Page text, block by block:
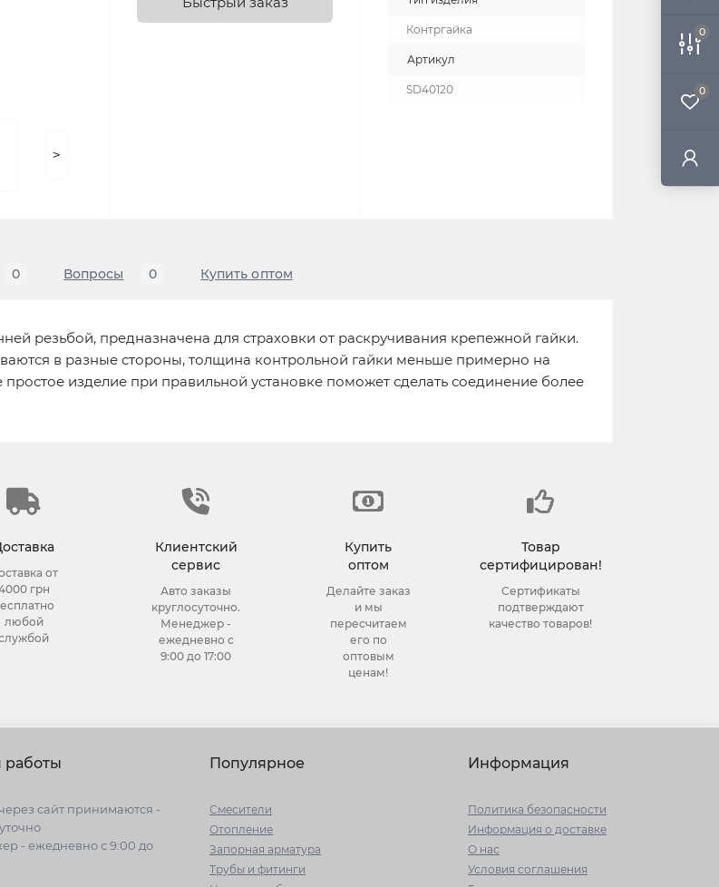
0
0
>
Контргайка
Артикул
SD40120
0 Вопросы 0 Купить оптом
резьбой, предназначена для страховки от раскручивания крепежной гайки.
в разные стороны, толщина контрольной гайки меньше примерно на
изделие при правильной установке поможет сделать соединение более
от
грн
любой
Клиентский
сервис
Авто заказы
круглосуточно.
Менеджер -
ежедневно с
9:00 до 17:00
Купить
оптом
Делайте заказ
и мы
пересчитаем
его по
оптовым
ценам!
Товар
сертифицирован!
Сертификаты
подтверждают
качество товаров!
работы
сайт принимаются -
- ежедневно с 9:00 до
Популярное
Cмесители
Отопление
Запорная арматура
Трубы и фитинги
Информация
Политика безопасности
Информация о доставке
О нас
Условия соглашения